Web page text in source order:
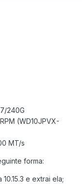
240G
(WD10JPVX-
MT/s
forma:
e extrai ela;